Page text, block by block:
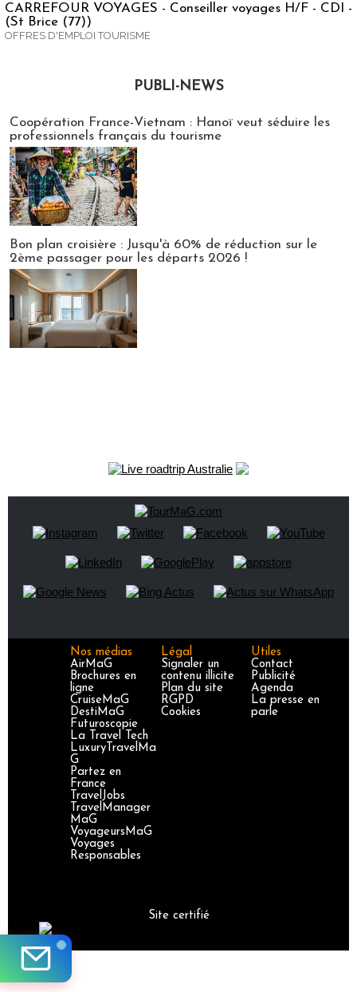
CARREFOUR VOYAGES - Conseiller voyages H/F - CDI -
(St Brice (77))
OFFRES D'EMPLOI TOURISME
PUBLI-NEWS
Coopération France-Vietnam : Hanoï veut séduire les
professionnels français du tourisme
Bon plan croisière : Jusqu'à 60% de réduction sur le
2ème passager pour les départs 2026 !
Nos médias
AirMaG
Brochures en
ligne
CruiseMaG
DestiMaG
Futuroscopie
La Travel Tech
LuxuryTravelMa
G
Partez en
France
TravelJobs
TravelManager
MaG
VoyageursMaG
Voyages
Responsables
Légal
Signaler un
contenu illicite
Plan du site
RGPD
Cookies
Utiles
Contact
Publicité
Agenda
La presse en
parle
Site certifié